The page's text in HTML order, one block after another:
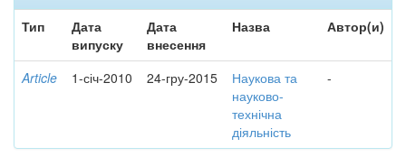
Тип
Дата
випуску
Дата
внесення
Назва Автор(и)
Article 1-січ-2010 24-гру-2015
Наукова та
науково-
технічна
діяльність
-